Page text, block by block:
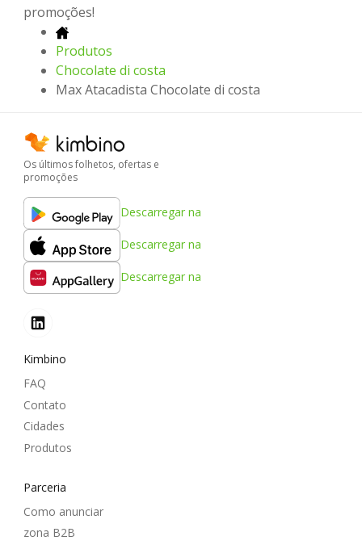
promoções!
Produtos
Chocolate di costa
Max Atacadista Chocolate di costa
Os últimos folhetos, ofertas e
promoções
Descarregar na
Descarregar na
Descarregar na
Kimbino
FAQ
Contato
Cidades
Produtos
Parceria
Como anunciar
zona B2B